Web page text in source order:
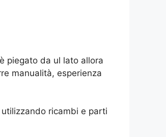
piegato da ul lato allora
manualità, esperienza
ricambi e parti